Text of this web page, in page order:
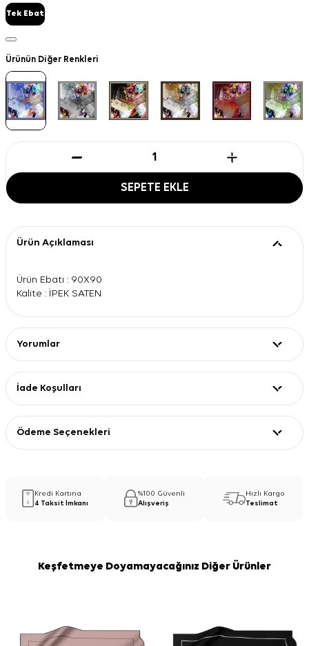
Tek Ebat
Ürünün Diğer Renkleri
SEPETE EKLE
Ürün Açıklaması
Ürün Ebatı : 90X90
Kalite : İPEK SATEN
Yorumlar
İade Koşulları
Ödeme Seçenekleri
Kredi Kartına
4 Taksit İmkanı
%100 Güvenli
Alışveriş
Hızlı Kargo
Teslimat
Keşfetmeye Doyamayacağınız Diğer Ürünler